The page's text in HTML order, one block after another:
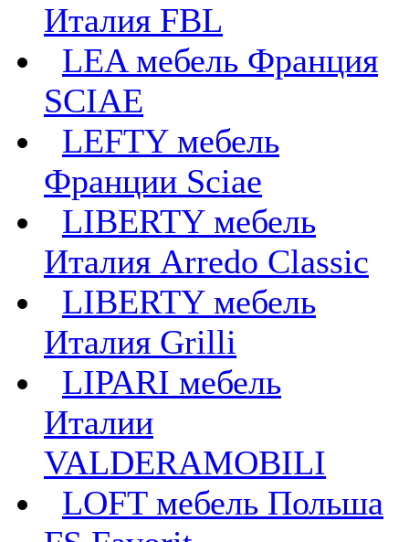
Италия FBL
LEA мебель Франция
SCIAE
LEFTY мебель
Франции Sciae
LIBERTY мебель
Италия Arredo Classic
LIBERTY мебель
Италия Grilli
LIPARI мебель
Италии
VALDERAMOBILI
LOFT мебель Польша